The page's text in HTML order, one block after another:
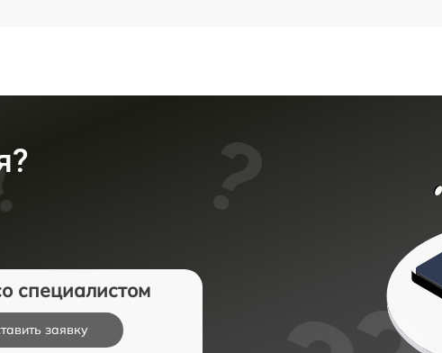
специалистом
заявку